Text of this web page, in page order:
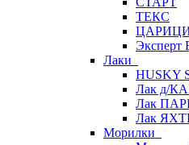
ТЕКС
Эксперт
Лаки
HUSKY
Лак д/
Лак
Лак
Морилки